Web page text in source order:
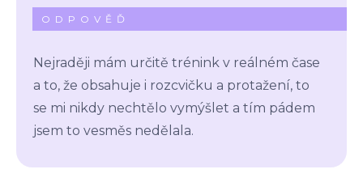
ODPOVĚĎ
Nejraději mám určitě trénink v reálném čase
a to, že obsahuje i rozcvičku a protažení, to
se mi nikdy nechtělo vymýšlet a tím pádem
jsem to vesměs nedělala.